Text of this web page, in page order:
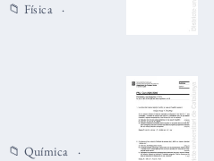
📁 Física
📁 Química